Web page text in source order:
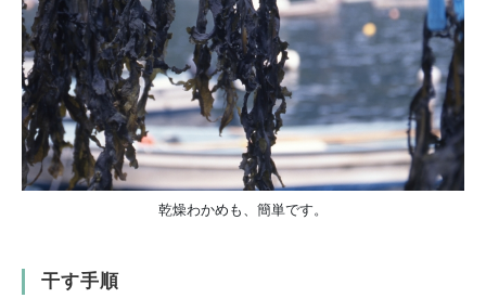
乾燥わかめも、簡単です。
干す手順